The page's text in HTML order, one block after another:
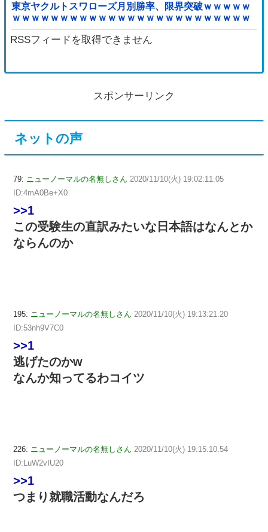
東京ヤクルトスワローズ月別勝率、限界突破ｗｗｗｗｗ
ｗｗｗｗｗｗｗｗｗｗｗｗｗｗｗｗｗｗｗｗｗｗｗｗｗ
ｗｗｗｗｗｗｗｗｗｗｗｗｗ他
RSSフィードを取得できません
スポンサーリンク
ネットの声
79: ニューノーマルの名無しさん 2020/11/10(火) 19:02:11.05
ID:4mA0Be+X0
>>1
この受験生の直訳みたいな日本語はなんとか
ならんのか
195: ニューノーマルの名無しさん 2020/11/10(火) 19:13:21.20
ID:53nh9V7C0
>>1
逃げたのかw
なんか知ってるわコイツ
226: ニューノーマルの名無しさん 2020/11/10(火) 19:15:10.54
ID:LuW2vIU20
>>1
つまり就職活動なんだろ